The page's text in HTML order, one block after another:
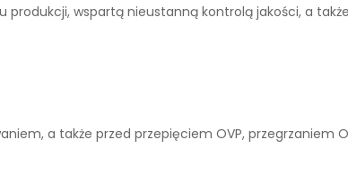
wspartą nieustanną kontrolą jakości, a
a także przed przepięciem OVP, przegrzaniem